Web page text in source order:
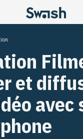
et
avec